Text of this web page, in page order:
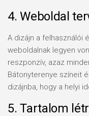
4. Weboldal
A dizájn a felhasználói
weboldalnak legyen
reszponzív, azaz
Bátonyterenye színeit
dizájnba, hogy a helyi
5. Tartalom